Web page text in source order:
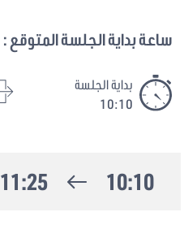
ساعة بداية الجلسة المتوقع :
بداية الجلسة
10:10
10:10
11:25